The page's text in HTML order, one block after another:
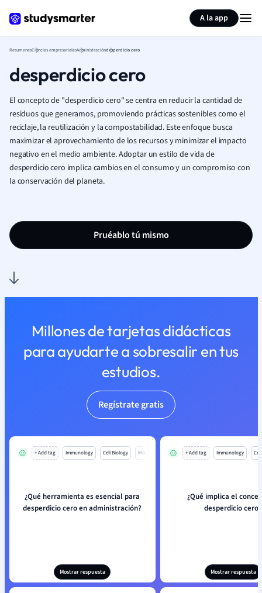
A la app
ResumenesCiencias empresarialesAdministracióndesperdicio cero
desperdicio cero
El concepto de "desperdicio cero" se centra en reducir la cantidad de
residuos que generamos, promoviendo prácticas sostenibles como el
reciclaje, la reutilización y la compostabilidad. Este enfoque busca
maximizar el aprovechamiento de los recursos y minimizar el impacto
negativo en el medio ambiente. Adoptar un estilo de vida de
desperdicio cero implica cambios en el consumo y un compromiso con
la conservación del planeta.
Pruéablo tú mismo
Millones de tarjetas didácticas
para ayudarte a sobresalir en tus
estudios.
Regístrate gratis
+ Add tag Immunology Cell Biology Mo
¿Qué herramienta es esencial para
desperdicio cero en administración?
Mostrar respuesta
+ Add tag Immunology
¿Qué implica el
desperdicio cero?
Mostrar respuesta
Resumir página